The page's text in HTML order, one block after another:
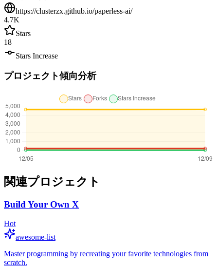
https://clusterzx.github.io/paperless-ai/
4.7K
Stars
18
Stars Increase
プロジェクト傾向分析
関連プロジェクト
Build Your Own X
Hot
awesome-list
Master programming by recreating your favorite technologies from
scratch.